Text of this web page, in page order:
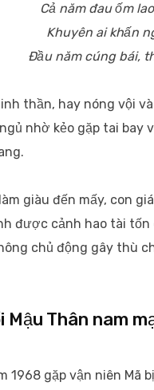
Cả năm đau ốm
Khuyên ai khấn
Đầu năm cúng bái,
thần, hay nóng vội
nhờ kẻo gặp tai bay
giàu đến mấy, con
được cảnh hao tài tốn
chủ động gây thù
Thân nam
1968 gặp vận niên